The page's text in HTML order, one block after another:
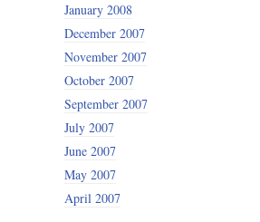
January 2008
December 2007
November 2007
October 2007
September 2007
July 2007
June 2007
May 2007
April 2007